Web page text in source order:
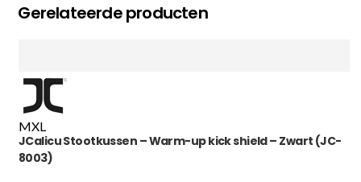
Gerelateerde producten
MXL
JCalicu Stootkussen – Warm-up kick shield – Zwart (JC-
8003)